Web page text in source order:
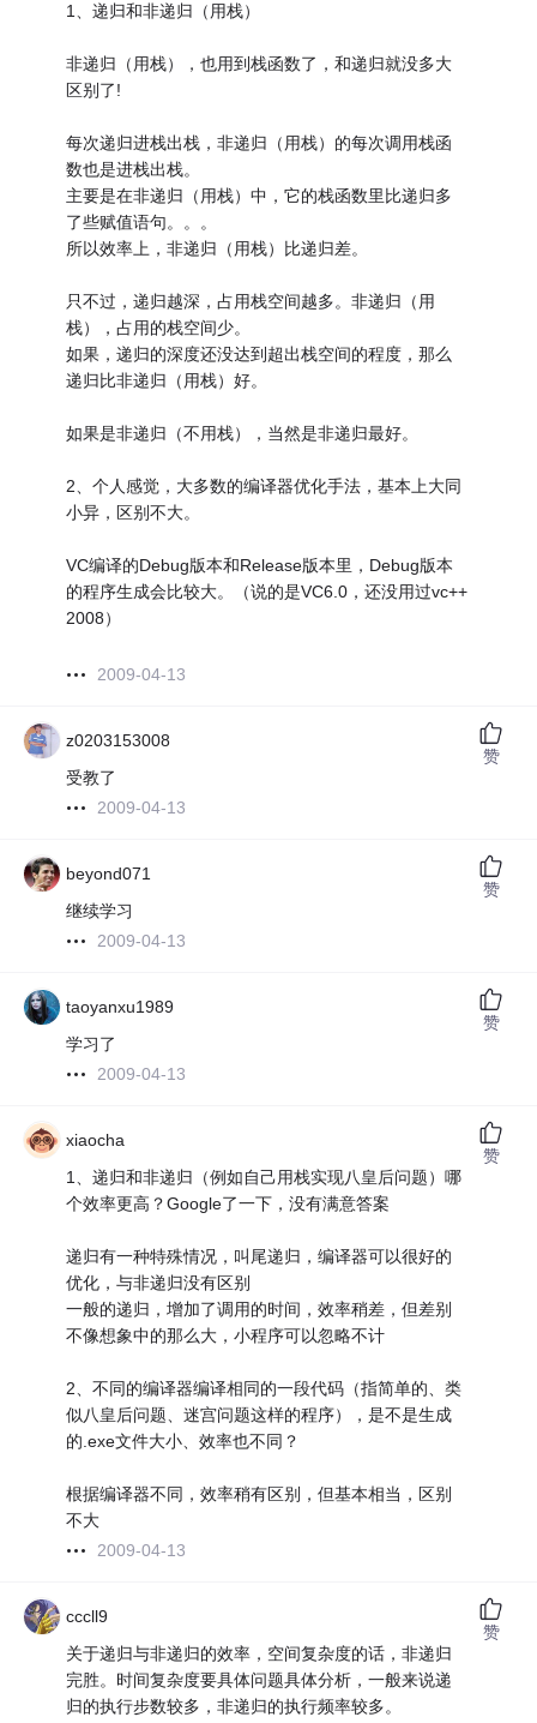
1、递归和非递归（用栈）
非递归（用栈），也用到栈函数了，和递归就没多大
区别了!
每次递归进栈出栈，非递归（用栈）的每次调用栈函
数也是进栈出栈。
主要是在非递归（用栈）中，它的栈函数里比递归多
了些赋值语句。。。
所以效率上，非递归（用栈）比递归差。
只不过，递归越深，占用栈空间越多。非递归（用
栈），占用的栈空间少。
如果，递归的深度还没达到超出栈空间的程度，那么
递归比非递归（用栈）好。
如果是非递归（不用栈），当然是非递归最好。
2、个人感觉，大多数的编译器优化手法，基本上大同
小异，区别不大。
VC编译的Debug版本和Release版本里，Debug版本
的程序生成会比较大。（说的是VC6.0，还没用过vc++
2008）
2009-04-13
z0203153008
受教了
2009-04-13
赞
beyond071
继续学习
2009-04-13
赞
taoyanxu1989
学习了
2009-04-13
赞
xiaocha
1、递归和非递归（例如自己用栈实现八皇后问题）哪
个效率更高？Google了一下，没有满意答案
递归有一种特殊情况，叫尾递归，编译器可以很好的
优化，与非递归没有区别
一般的递归，增加了调用的时间，效率稍差，但差别
不像想象中的那么大，小程序可以忽略不计
2、不同的编译器编译相同的一段代码（指简单的、类
似八皇后问题、迷宫问题这样的程序），是不是生成
的.exe文件大小、效率也不同？
根据编译器不同，效率稍有区别，但基本相当，区别
不大
2009-04-13
赞
cccll9
关于递归与非递归的效率，空间复杂度的话，非递归
完胜。时间复杂度要具体问题具体分析，一般来说递
归的执行步数较多，非递归的执行频率较多。
赞